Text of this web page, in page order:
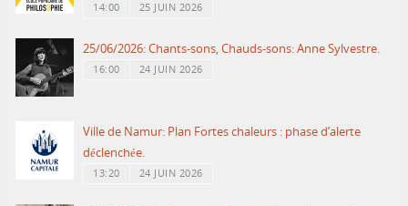
14:00 25 JUIN 2026
25/06/2026: Chants-sons, Chauds-sons: Anne Sylvestre.
16:00 24 JUIN 2026
Ville de Namur: Plan Fortes chaleurs : phase d’alerte
déclenchée.
13:20 24 JUIN 2026